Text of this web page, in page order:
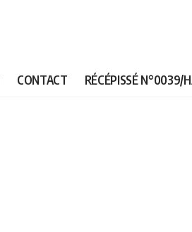
CONTACT RÉCÉPISSÉ N°0039/